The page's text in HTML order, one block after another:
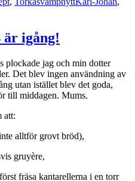
är igång!
plockade jag och min dotter
Det blev ingen användning av
utan istället blev det goda,
till middagen. Mums.
att:
alltför grovt bröd),
gruyère,
fräsa kantarellerna i en torr